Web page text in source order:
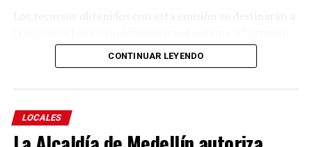
es la adquisición, con ensamblaje local, de 13 trenes
eléctricos nuevos, equivalentes a 39 vagones, que
modernización de los computadores de control de todos
los trenes, lo que fortalecerá la mantenibilidad, la
CONTINUAR LEYENDO
LOCALES